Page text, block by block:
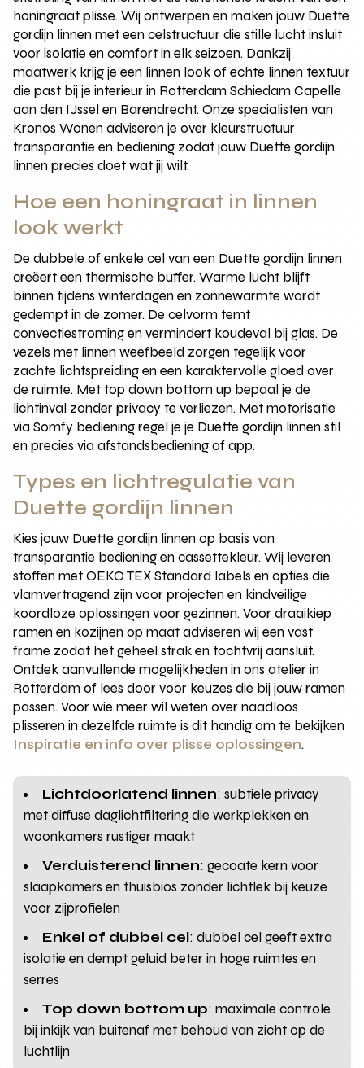
honingraat plisse. Wij ontwerpen en maken jouw Duette
gordijn linnen met een celstructuur die stille lucht insluit
voor isolatie en comfort in elk seizoen. Dankzij
maatwerk krijg je een linnen look of echte linnen textuur
die past bij je interieur in Rotterdam Schiedam Capelle
aan den IJssel en Barendrecht. Onze specialisten van
Kronos Wonen adviseren je over kleurstructuur
transparantie en bediening zodat jouw Duette gordijn
linnen precies doet wat jij wilt.
Hoe een honingraat in linnen
look werkt
De dubbele of enkele cel van een Duette gordijn linnen
creëert een thermische buffer. Warme lucht blijft
binnen tijdens winterdagen en zonnewarmte wordt
gedempt in de zomer. De celvorm temt
convectiestroming en vermindert koudeval bij glas. De
vezels met linnen weefbeeld zorgen tegelijk voor
zachte lichtspreiding en een karaktervolle gloed over
de ruimte. Met top down bottom up bepaal je de
lichtinval zonder privacy te verliezen. Met motorisatie
via Somfy bediening regel je je Duette gordijn linnen stil
en precies via afstandsbediening of app.
Types en lichtregulatie van
Duette gordijn linnen
Kies jouw Duette gordijn linnen op basis van
transparantie bediening en cassettekleur. Wij leveren
stoffen met OEKO TEX Standard labels en opties die
vlamvertragend zijn voor projecten en kindveilige
koordloze oplossingen voor gezinnen. Voor draaikiep
ramen en kozijnen op maat adviseren wij een vast
frame zodat het geheel strak en tochtvrij aansluit.
Ontdek aanvullende mogelijkheden in ons atelier in
Rotterdam of lees door voor keuzes die bij jouw ramen
passen. Voor wie meer wil weten over naadloos
plisseren in dezelfde ruimte is dit handig om te bekijken
Inspiratie en info over plisse oplossingen.
Lichtdoorlatend linnen: subtiele privacy
met diffuse daglichtfiltering die werkplekken en
woonkamers rustiger maakt
Verduisterend linnen: gecoate kern voor
slaapkamers en thuisbios zonder lichtlek bij keuze
voor zijprofielen
Enkel of dubbel cel: dubbel cel geeft extra
isolatie en dempt geluid beter in hoge ruimtes en
serres
Top down bottom up: maximale controle
bij inkijk van buitenaf met behoud van zicht op de
luchtlijn